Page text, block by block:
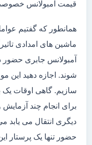
قیمت آمبولانس خصوصی
همانطور که گفتیم
ماشین های امدادی
آمبولانس جابری
شوند. اجازه دهید این
سازیم. گاهی اوقات یک
برای انجام چند
دیگری انتقال می یابد
حضور تنها یک پرستار